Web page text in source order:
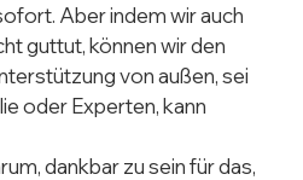
Aber indem wir auch
guttut, können wir den
von außen, sei
oder Experten, kann
dankbar zu sein für das,